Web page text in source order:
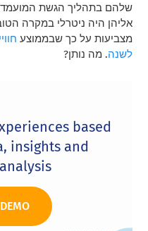
שלהם בתהליך הגשת
אליהן היה ניטרלי במקרה
מצביעות על כך שבממוצע
לשנה. מה נותן?
based
insights and